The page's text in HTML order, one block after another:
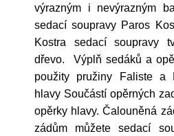
výrazným i nevýrazným
sedací soupravy Paros
Kostra sedací soupravy
dřevo. Výplň sedáků a
použity pružiny Faliste a
hlavy Součástí opěrných
opěrky hlavy. Čalouněná
zádům můžete sedací